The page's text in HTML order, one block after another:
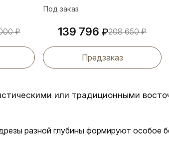
₽
Под заказ
139 796 ₽208 650₽
Предзаказ
или традиционными
разной глубины формируют особое